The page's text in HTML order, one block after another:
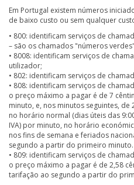
Em Portugal existem números
de baixo custo ou sem qualquer
• 800: identificam serviços de
– são os chamados "números
• 8008: identificam serviços de
utilizador;
• 802: identificam serviços de
• 808: identificam serviços de
o preço máximo a pagar é de 7
minuto, e, nos minutos seguintes, de
no horário normal (dias úteis das
IVA) por minuto, no horário
nos fins de semana e feriados
segundo a partir do primeiro minuto.
• 809: identificam serviços de
o preço máximo a pagar é de 2,58
tarifação ao segundo a partir do